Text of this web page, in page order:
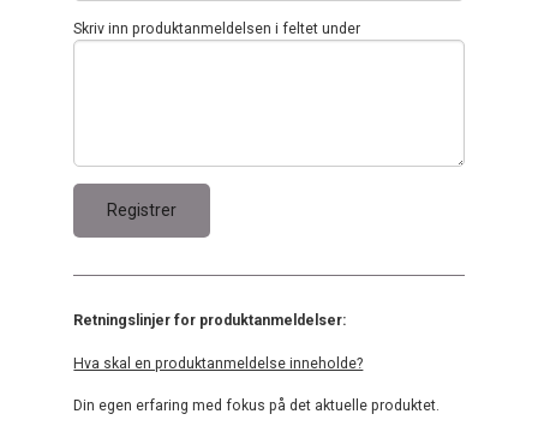
Skriv inn produktanmeldelsen i feltet under
Retningslinjer for produktanmeldelser:
Hva skal en produktanmeldelse inneholde?
Din egen erfaring med fokus på det aktuelle produktet.